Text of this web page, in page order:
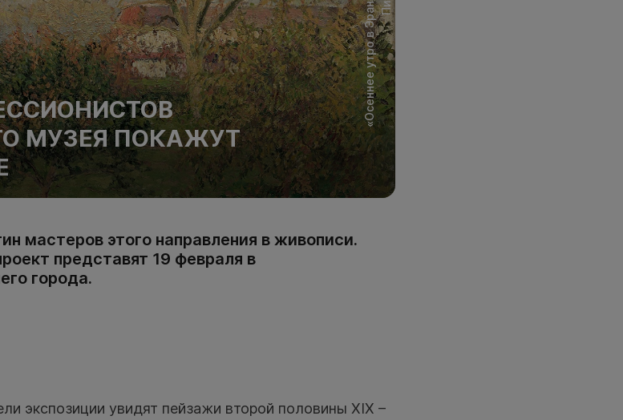
МУЗЕЯ ПОКАЖУТ
мастеров этого направления в живописи.
представят 19 февраля в
города.
экспозиции увидят пейзажи второй половины XIX –